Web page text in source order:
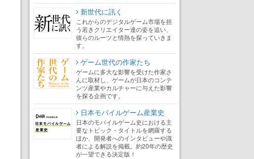
新世代に訊く
これからのデジタルゲーム市場を担
う若きクリエイター達の姿を追い、
彼らのルーツと情熱を探っていきま
す。
ゲーム世代の作家たち
ゲームに多大な影響を受けた作家さ
んに取材し、ゲームが日本のコンテ
ンツ産業やカルチャーに与えた影響
を探る企画です。
日本モバイルゲーム産業史
日本のモバイルゲーム史における主
要なトピック・タイトルを網羅する
ほか、開発者へのインタビューや識
者による解説を掲載。約20年の歴史
が一望できる決定版！